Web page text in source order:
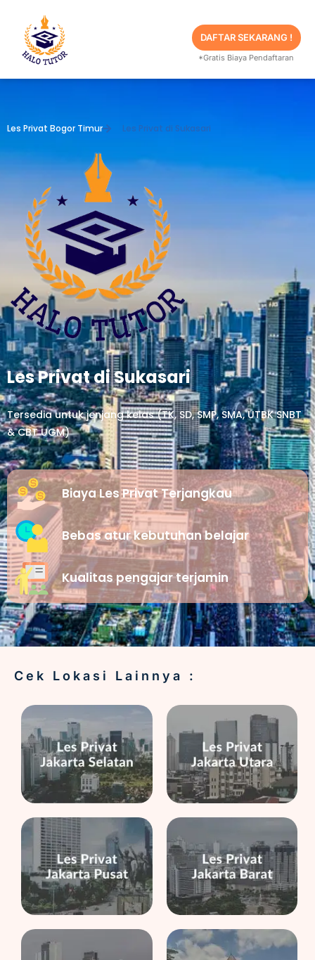
content
DAFTAR SEKARANG !
*Gratis Biaya Pendaftaran
Les Privat Bogor Timur Les Privat di Sukasari
Les Privat di Sukasari
Tersedia untuk jenjang kelas (TK, SD, SMP, SMA, UTBK SNBT
& CBT UGM)
Biaya Les Privat Terjangkau
Bebas atur kebutuhan belajar
Kualitas pengajar terjamin
Cek Lokasi Lainnya :